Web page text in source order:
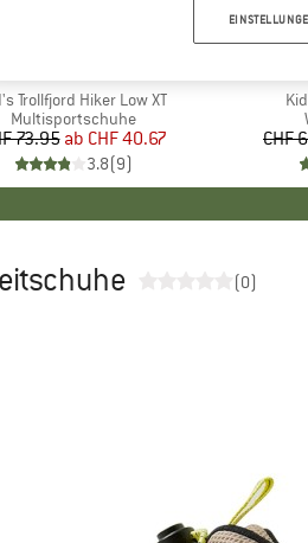
Trollfjord Hiker Low XT
Produktgruppe
Multisportschuhe
Preis
73.95 reduzierter Preis
ab CHF 40.67
3.8(9)
CHF
(0)